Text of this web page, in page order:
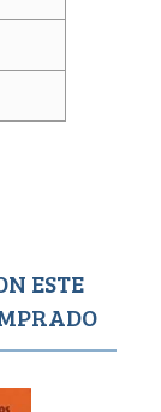
ESTE